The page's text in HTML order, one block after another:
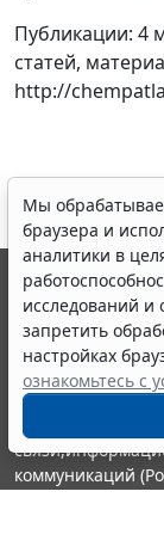
Публикации: 4
статей,
http://
Мы
браузера и
аналитики в
исследований
запретить
настройках
ознакомьтесь с
© ООО "НПП
выпускается с
являются
информации
Портал
издания
коммуникаций